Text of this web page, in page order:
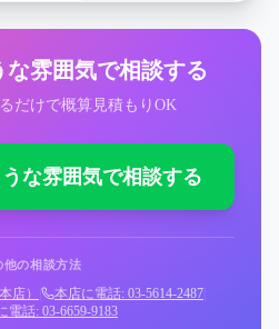
な雰囲気で相談する
だけで概算見積もりOK
な雰囲気で相談する
他の相談方法
店） 本店に電話: 03-5614-2487
電話: 03-6659-9183